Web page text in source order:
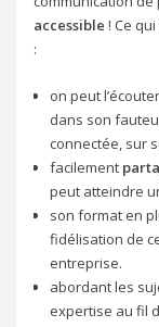
accessible ! Ce
:
on peut l’écouter
dans son
connectée, sur
facilement
peut atteindre
son format en
fidélisation de
entreprise.
abordant les
expertise au fil